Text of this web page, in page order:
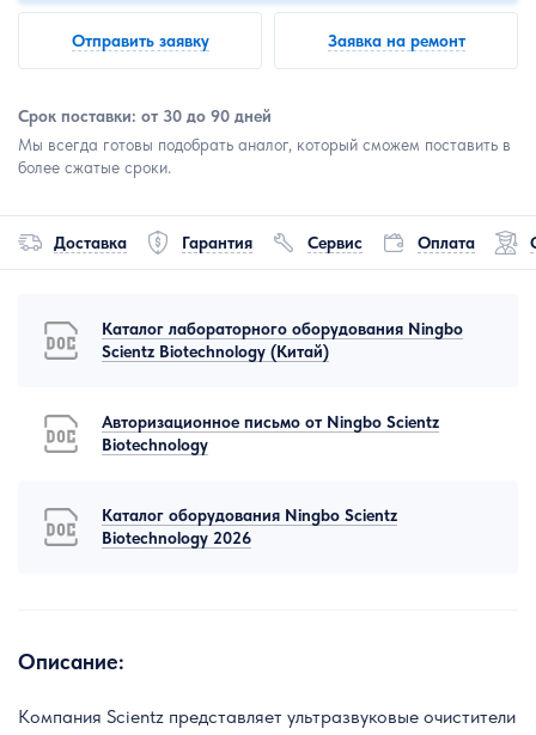
Отправить заявку Заявка на ремонт
Срок поставки: от 30 до 90 дней
Мы всегда готовы подобрать аналог, который сможем поставить в
более сжатые сроки.
Доставка Гарантия Сервис Оплата
Каталог лабораторного оборудования Ningbo
Scientz Biotechnology (Китай)
Авторизационное письмо от Ningbo Scientz
Biotechnology
Каталог оборудования Ningbo Scientz
Biotechnology 2026
Описание:
Компания Scientz представляет ультразвуковые очистители